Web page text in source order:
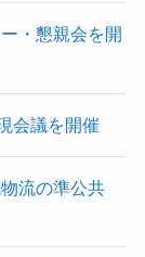
・懇親会を開
会議を開催
流の準公共